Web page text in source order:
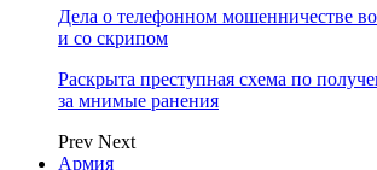
Дела о телефонном мошенничестве
и со скрипом
Раскрыта преступная схема по
за мнимые ранения
Prev Next
Армия